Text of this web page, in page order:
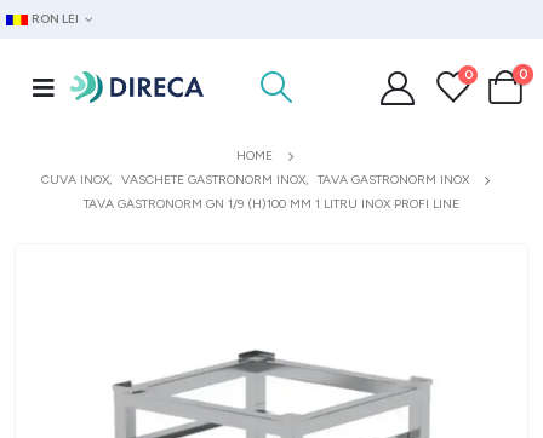
RON LEI
0 0
HOME
CUVA INOX, VASCHETE GASTRONORM INOX, TAVA GASTRONORM INOX
TAVA GASTRONORM GN 1/9 (H)100 MM 1 LITRU INOX PROFI LINE